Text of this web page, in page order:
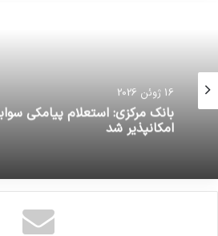
16 ژوئن 2026
بانک مرکزی: استعلام پیامکی
امکانپذیر شد